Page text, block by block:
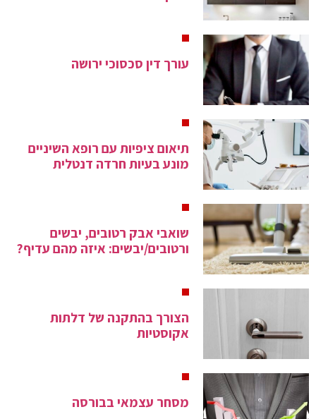
עורך דין סכסוכי ירושה
תיאום ציפיות עם רופא השיניים
מונע בעיות חרדה דנטלית
שואבי אבק רטובים, יבשים
ורטובים/יבשים: איזה מהם עדיף?
הצורך בהתקנה של דלתות
אקוסטיות
מסחר עצמאי בבורסה